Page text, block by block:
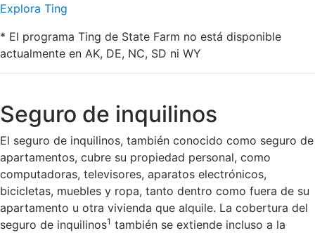
Explora Ting
* El programa Ting de State Farm no está disponible
actualmente en AK, DE, NC, SD ni WY
Seguro de inquilinos
El seguro de inquilinos, también conocido como seguro de
apartamentos, cubre su propiedad personal, como
computadoras, televisores, aparatos electrónicos,
bicicletas, muebles y ropa, tanto dentro como fuera de su
apartamento u otra vivienda que alquile. La cobertura del
seguro de inquilinos1 también se extiende incluso a la